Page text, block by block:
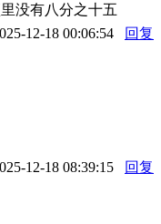
没有八分之十五
12-18 00:06:54
回复
12-18 08:39:15
回复